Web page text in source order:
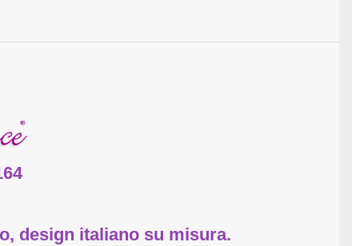
design italiano su misura.